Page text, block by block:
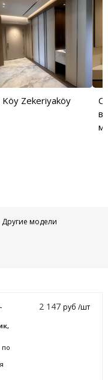
Köy Zekeriyaköy
Другие модели
по
2 147руб /шт